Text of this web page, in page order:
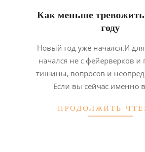
Как меньше
году
01-Новый год уже начался.И
начался не с фейерверков и
тишины, вопросов и
Если вы сейчас именно
ПРОДОЛЖИТЬ